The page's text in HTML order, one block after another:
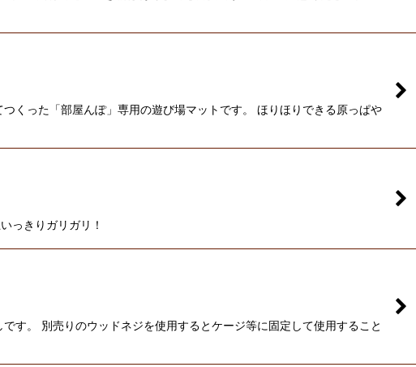
くった「部屋んぽ」専用の遊び場マットです。 ほりほりできる原っぱや
っきりガリガリ！
す。 別売りのウッドネジを使用するとケージ等に固定して使用すること